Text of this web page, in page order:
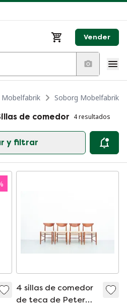
Vender
Soborg Mobelfabrik
de comedor 4 resultados
y filtrar
4 sillas de comedor
de teca de Peter